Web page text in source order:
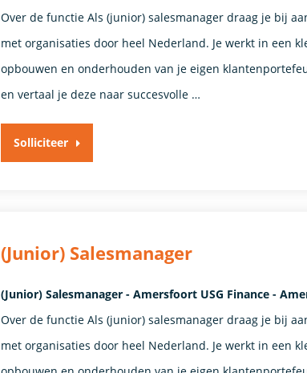
Over de functie Als (junior) salesmanager draag je bij
met organisaties door heel Nederland. Je werkt in een
opbouwen en onderhouden van je eigen
en vertaal je deze naar succesvolle …
Solliciteer
(Junior) Salesmanager
(Junior) Salesmanager - Amersfoort USG Finance -
Over de functie Als (junior) salesmanager draag je bij
met organisaties door heel Nederland. Je werkt in een